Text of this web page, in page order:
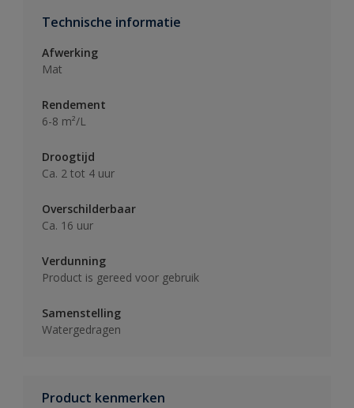
Technische informatie
Afwerking
Mat
Rendement
6-8 m²/L
Droogtijd
Ca. 2 tot 4 uur
Overschilderbaar
Ca. 16 uur
Verdunning
Product is gereed voor gebruik
Samenstelling
Watergedragen
Product kenmerken